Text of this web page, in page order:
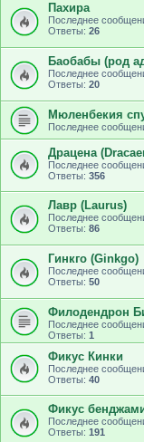
Пахира
Последнее
Ответы: 26
Баобабы (род
Последнее
Ответы: 20
Мюленбекия
Последнее
Драцена
Последнее
Ответы: 356
Лавр (Laurus)
Последнее
Ответы: 86
Гинкго (Ginkgo)
Последнее
Ответы: 50
Филодендрон
Последнее
Ответы: 1
Фикус Кинки
Последнее
Ответы: 40
Фикус
Последнее
Ответы: 191